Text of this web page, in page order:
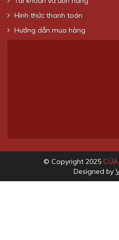
Hình thức thanh toán
Hướng dẫn mua hàng
© Copyright 2025
Designed by